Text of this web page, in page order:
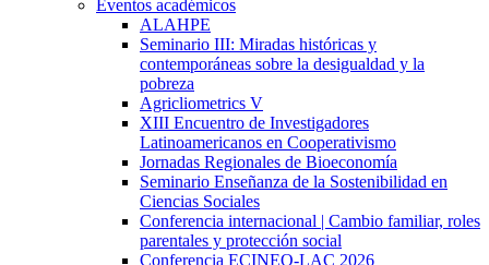
Eventos académicos
ALAHPE
Seminario III: Miradas históricas y
contemporáneas sobre la desigualdad y la
pobreza
Agricliometrics V
XIII Encuentro de Investigadores
Latinoamericanos en Cooperativismo
Jornadas Regionales de Bioeconomía
Seminario Enseñanza de la Sostenibilidad en
Ciencias Sociales
Conferencia internacional | Cambio familiar, roles
parentales y protección social
Conferencia ECINEQ-LAC 2026